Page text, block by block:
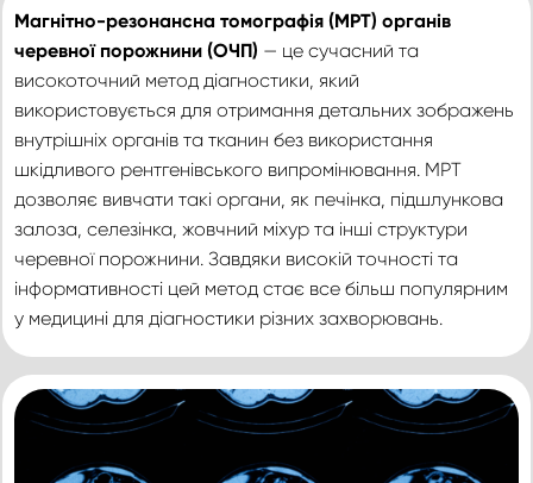
Магнітно-резонансна томографія (МРТ) органів
черевної порожнини (ОЧП) — це сучасний та
високоточний метод діагностики, який
використовується для отримання детальних зображень
внутрішніх органів та тканин без використання
шкідливого рентгенівського випромінювання. МРТ
дозволяє вивчати такі органи, як печінка, підшлункова
залоза, селезінка, жовчний міхур та інші структури
черевної порожнини. Завдяки високій точності та
інформативності цей метод стає все більш популярним
у медицині для діагностики різних захворювань.